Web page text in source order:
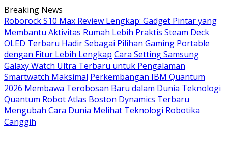
Langsung
ke
konten
Breaking News
Roborock S10 Max Review Lengkap: Gadget Pintar yang
Membantu Aktivitas Rumah Lebih Praktis Steam Deck
OLED Terbaru Hadir Sebagai Pilihan Gaming Portable
dengan Fitur Lebih Lengkap Cara Setting Samsung
Galaxy Watch Ultra Terbaru untuk Pengalaman
Smartwatch Maksimal Perkembangan IBM Quantum
2026 Membawa Terobosan Baru dalam Dunia Teknologi
Quantum Robot Atlas Boston Dynamics Terbaru
Mengubah Cara Dunia Melihat Teknologi Robotika
Canggih